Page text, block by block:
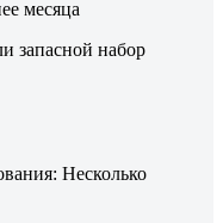
месяца
запасной набор
Несколько